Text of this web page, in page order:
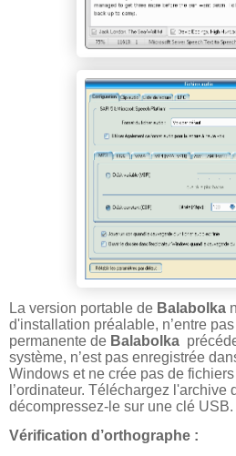
La version portable de Balabolka
d'installation préalable, n’entre
permanente de Balabolka
système, n’est pas enregistrée
Windows et ne crée pas de
l’ordinateur. Téléchargez l'archive
décompressez-le sur une clé USB.
Vérification d’orthographe :